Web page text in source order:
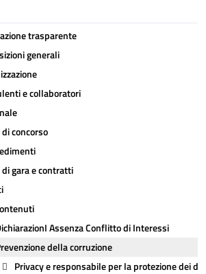
trasparente
generali
e collaboratori
concorso
gara e contratti
Assenza Conflitto di Interessi
della corruzione
Privacy e responsabile per la protezione dei